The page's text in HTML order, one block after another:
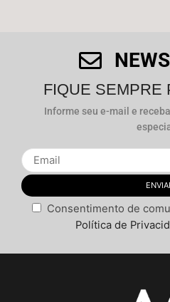
FIQUE SEMPRE
Informe seu e-mail e
Consentimento de
Política de